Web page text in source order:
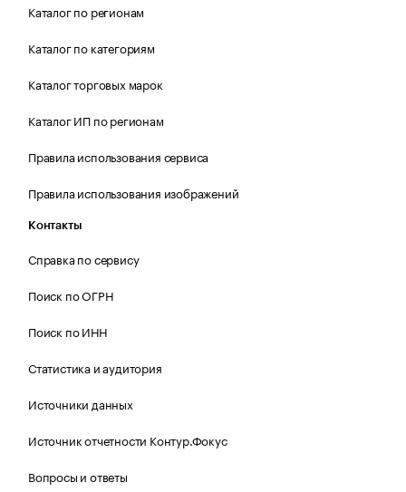
Каталог по регионам
Каталог по категориям
Каталог торговых марок
Каталог ИП по регионам
Правила использования сервиса
Правила использования изображений
Контакты
Справка по сервису
Поиск по ОГРН
Поиск по ИНН
Статистика и аудитория
Источники данных
Источник отчетности Контур.Фокус
Вопросы и ответы